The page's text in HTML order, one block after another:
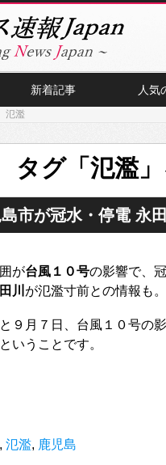
新着記事 人気
氾濫
タグ「氾濫
市が冠水・停電 永
が台風１０号の影響で、
川 が氾濫寸前との情報も。
９月７日、台風１０号の
いうことです。
, 氾濫, 鹿児島